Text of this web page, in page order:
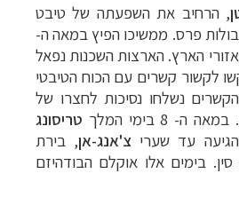
, הרחיב את השפעתה של טיבט
פרס. ממשיכו הפיץ במאהה-
אזורי הארץ. הארצותהשכנותנפאל
לקשור קשרים עם הכוח הטיבטי
הקשרים נשלחו נסיכות לחצרו של
.במאה ה- בימי המלך טריסונג
הגיעה עד שערי צ'אנג-אן, בירת
סין. בימים אלו אוקלם הבודהיזם